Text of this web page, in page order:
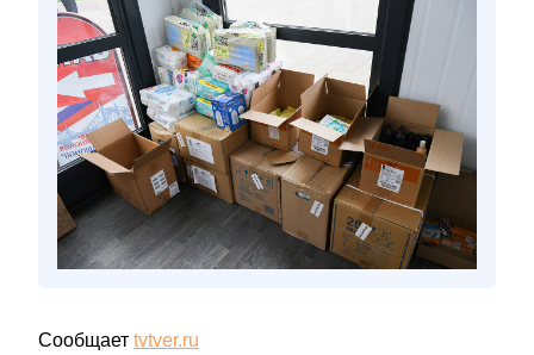
Сообщает tvtver.ru